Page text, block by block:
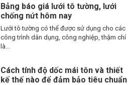
Bảng báo giá lưới tô tường, lưới
chống nứt hôm nay
Lưới tô tường có thể được sử dụng cho các
công trình dân dụng, công nghiệp, thậm chí
là...
Cách tính độ dốc mái tôn và thiết
kế thế nào để đảm bảo tiêu chuẩn